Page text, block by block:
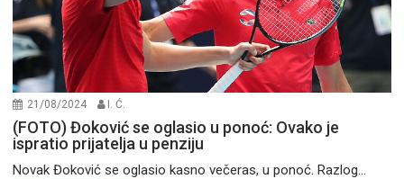
21/08/2024 I. Ć.
(FOTO) Đoković se oglasio u ponoć: Ovako je
ispratio prijatelja u penziju
Novak Đoković se oglasio kasno večeras, u ponoć. Razlog...